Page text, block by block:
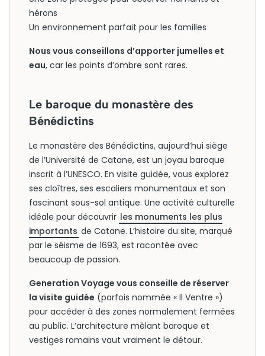
hérons
Un environnement parfait pour les familles
Nous vous conseillons d’apporter jumelles et
eau, car les points d’ombre sont rares.
Le baroque du monastère des
Bénédictins
Le monastère des Bénédictins, aujourd’hui siège
de l’Université de Catane, est un joyau baroque
inscrit à l’UNESCO. En visite guidée, vous explorez
ses cloîtres, ses escaliers monumentaux et son
fascinant sous-sol antique. Une activité culturelle
idéale pour découvrir les monuments les plus
importants de Catane. L’histoire du site, marqué
par le séisme de 1693, est racontée avec
beaucoup de passion.
Generation Voyage vous conseille de réserver
la visite guidée (parfois nommée « Il Ventre »)
pour accéder à des zones normalement fermées
au public. L’architecture mêlant baroque et
vestiges romains vaut vraiment le détour.